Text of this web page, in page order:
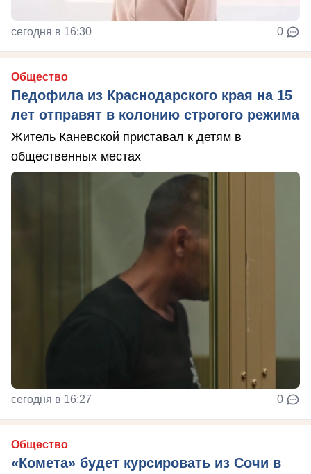
сегодня в 16:30 0
Общество
Педофила из Краснодарского края на 15
лет отправят в колонию строгого режима
Житель Каневской приставал к детям в
общественных местах
сегодня в 16:27 0
Общество
«Комета» будет курсировать из Сочи в